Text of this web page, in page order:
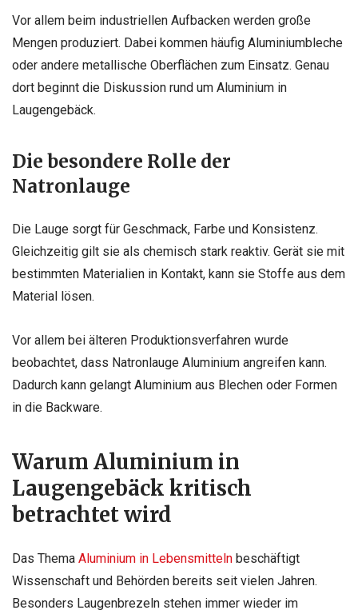
Vor allem beim industriellen Aufbacken werden große
Mengen produziert. Dabei kommen häufig Aluminiumbleche
oder andere metallische Oberflächen zum Einsatz. Genau
dort beginnt die Diskussion rund um Aluminium in
Laugengebäck.
Die besondere Rolle der
Natronlauge
Die Lauge sorgt für Geschmack, Farbe und Konsistenz.
Gleichzeitig gilt sie als chemisch stark reaktiv. Gerät sie mit
bestimmten Materialien in Kontakt, kann sie Stoffe aus dem
Material lösen.
Vor allem bei älteren Produktionsverfahren wurde
beobachtet, dass Natronlauge Aluminium angreifen kann.
Dadurch kann gelangt Aluminium aus Blechen oder Formen
in die Backware.
Warum Aluminium in
Laugengebäck kritisch
betrachtet wird
Das Thema Aluminium in Lebensmitteln beschäftigt
Wissenschaft und Behörden bereits seit vielen Jahren.
Besonders Laugenbrezeln stehen immer wieder im